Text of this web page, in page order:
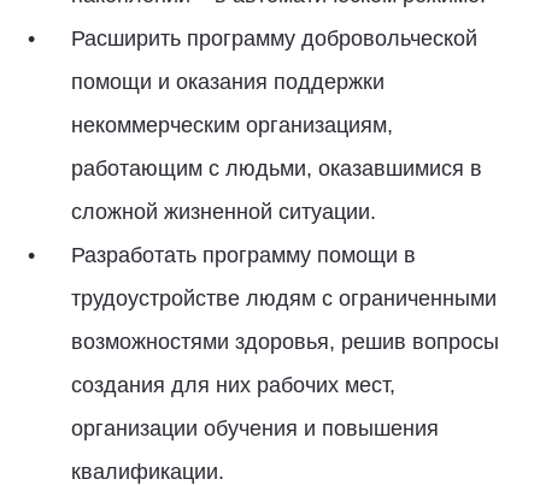
Расширить программу добровольческой
помощи и оказания поддержки
некоммерческим организациям,
работающим с людьми, оказавшимися в
сложной жизненной ситуации.
Разработать программу помощи в
трудоустройстве людям с ограниченными
возможностями здоровья, решив вопросы
создания для них рабочих мест,
организации обучения и повышения
квалификации.